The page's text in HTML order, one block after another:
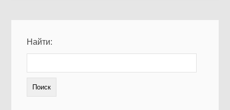
Найти: